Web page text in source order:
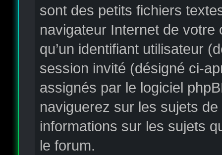
sont des petits fichiers
navigateur Internet de
qu’un identifiant utilisateur
session invité (désigné ci-
assignés par le logiciel
naviguerez sur les sujets
informations sur les sujets
le forum.